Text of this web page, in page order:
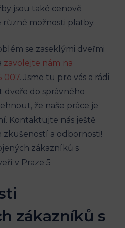
jsou také cenově
možnosti platby.
se zaseklými dveřmi
zavolejte nám na
007. Jsme tu pro vás a rádi
dveře do správného
že naše práce je
Kontaktujte nás ještě
zkušeností a odbornosti!
zákazníků s